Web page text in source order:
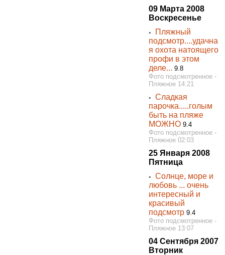
09 Марта 2008
Воскресенье
◦
Пляжный
подсмотр....удачна
я охота натоящего
профи в этом
деле... 9.8
Фото подсмотренное -
Пляжное 14:21
◦Сладкая
парочка.....голым
быть на пляже
МОЖНО 9.4
Фото подсмотренное -
Пляжное 02:03
25 Января 2008
Пятница
◦Солнце, море и
любовь ... очень
интересный и
красивый
подсмотр 9.4
Фото подсмотренное -
Пляжное 13:07
04 Сентября 2007
Вторник